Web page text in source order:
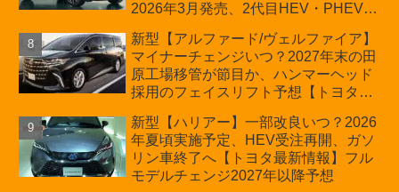
2026年3月発売、2代目HEV・PHEVは
新型【アルファード/ヴェルファイア】
マイナーチェンジいつ？2027年末の田
原工場移管が節目か、ハンマーヘッド
採用のフェイスリフト予想【トヨタ最
費税込価格559万9000円から
新型【ハリアー】一部改良いつ？2026
年夏頃実施予定、HEV受注再開、ガソ
リン車終了へ【トヨタ最新情報】フル
モデルチェンジ2027年以降予想